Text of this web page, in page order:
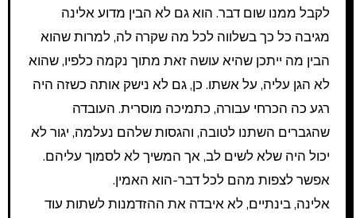
לקבל ממנו שום דבר. הוא גם לא הבין מדוע אלינה
מגיבה כל כך בשלווה לכל מה שקרה לה, למרות שהוא
הבין מה ייתכן שהיא עושה זאת מתוך נקמה כלפיו, שהוא
לא הגן עליה, על אשתו. כן, גם לא נישק אותה כשזה היה
רגע כה הכרחי עבורה, כתמיכה מוסרית. העובדה
שהגברים השתנו לטובה, והגסות שלהם נעלמה, יגור לא
יכול היה שלא לשים לב, אך המשיך לא לסמוך עליהם.
אפשר לצפות מהם לכל דבר-הוא האמין.
אלינה, בינתיים, לא איבדה את ההזדמנות לשתות עוד